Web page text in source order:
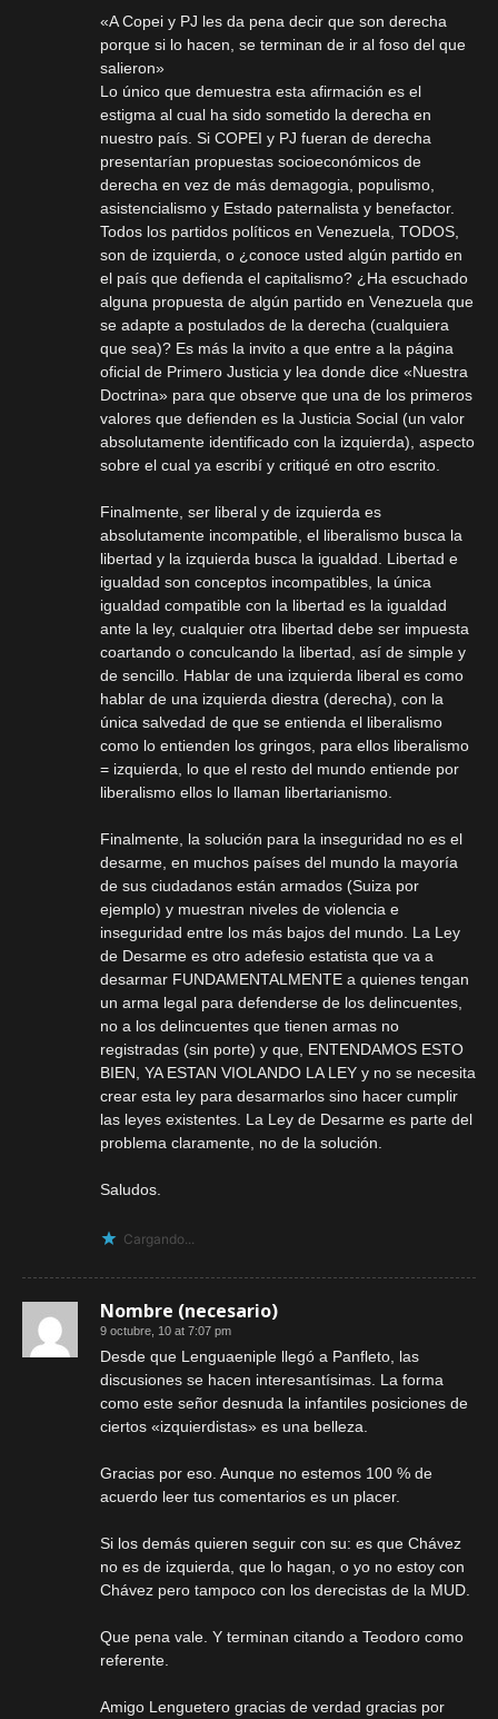
«A Copei y PJ les da pena decir que son derecha
porque si lo hacen, se terminan de ir al foso del que
salieron»
Lo único que demuestra esta afirmación es el
estigma al cual ha sido sometido la derecha en
nuestro país. Si COPEI y PJ fueran de derecha
presentarían propuestas socioeconómicos de
derecha en vez de más demagogia, populismo,
asistencialismo y Estado paternalista y benefactor.
Todos los partidos políticos en Venezuela, TODOS,
son de izquierda, o ¿conoce usted algún partido en
el país que defienda el capitalismo? ¿Ha escuchado
alguna propuesta de algún partido en Venezuela que
se adapte a postulados de la derecha (cualquiera
que sea)? Es más la invito a que entre a la página
oficial de Primero Justicia y lea donde dice «Nuestra
Doctrina» para que observe que una de los primeros
valores que defienden es la Justicia Social (un valor
absolutamente identificado con la izquierda), aspecto
sobre el cual ya escribí y critiqué en otro escrito.
Finalmente, ser liberal y de izquierda es
absolutamente incompatible, el liberalismo busca la
libertad y la izquierda busca la igualdad. Libertad e
igualdad son conceptos incompatibles, la única
igualdad compatible con la libertad es la igualdad
ante la ley, cualquier otra libertad debe ser impuesta
coartando o conculcando la libertad, así de simple y
de sencillo. Hablar de una izquierda liberal es como
hablar de una izquierda diestra (derecha), con la
única salvedad de que se entienda el liberalismo
como lo entienden los gringos, para ellos liberalismo
= izquierda, lo que el resto del mundo entiende por
liberalismo ellos lo llaman libertarianismo.
Finalmente, la solución para la inseguridad no es el
desarme, en muchos países del mundo la mayoría
de sus ciudadanos están armados (Suiza por
ejemplo) y muestran niveles de violencia e
inseguridad entre los más bajos del mundo. La Ley
de Desarme es otro adefesio estatista que va a
desarmar FUNDAMENTALMENTE a quienes tengan
un arma legal para defenderse de los delincuentes,
no a los delincuentes que tienen armas no
registradas (sin porte) y que, ENTENDAMOS ESTO
BIEN, YA ESTAN VIOLANDO LA LEY y no se necesita
crear esta ley para desarmarlos sino hacer cumplir
las leyes existentes. La Ley de Desarme es parte del
problema claramente, no de la solución.
Saludos.
Cargando...
Nombre (necesario)
9 octubre, 10 at 7:07 pm
Desde que Lenguaeniple llegó a Panfleto, las
discusiones se hacen interesantísimas. La forma
como este señor desnuda la infantiles posiciones de
ciertos «izquierdistas» es una belleza.
Gracias por eso. Aunque no estemos 100 % de
acuerdo leer tus comentarios es un placer.
Si los demás quieren seguir con su: es que Chávez
no es de izquierda, que lo hagan, o yo no estoy con
Chávez pero tampoco con los derecistas de la MUD.
Que pena vale. Y terminan citando a Teodoro como
referente.
Amigo Lenguetero gracias de verdad gracias por